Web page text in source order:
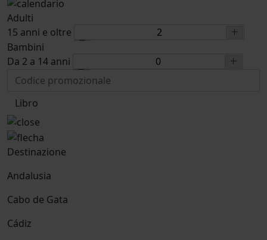
Adulti
15 anni e oltre
Bambini
Da 2 a 14 anni
Libro
Destinazione
Andalusia
Cabo de Gata
Cádiz